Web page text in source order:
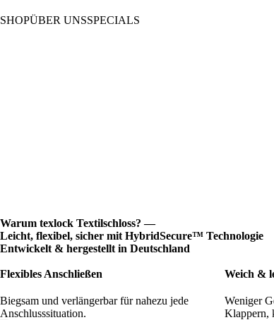
SHOPÜBER UNSSPECIALS
Warum texlock Textilschloss? —
Leicht, flexibel, sicher mit HybridSecure™ Technologie
Entwickelt & hergestellt in Deutschland
Flexibles Anschließen
Biegsam und verlängerbar für nahezu jede
Anschlusssituation.
Weich &
Weniger
Klappern,